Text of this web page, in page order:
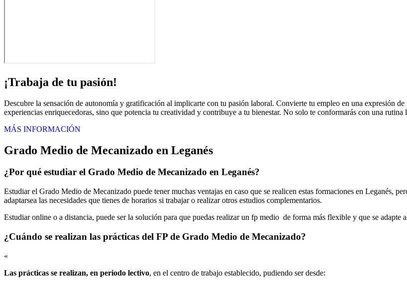
¡Trabaja de tu pasión!
Descubre la sensación de autonomía y gratificación al implicarte con tu pasión laboral. Convierte tu empleo en una expresión
experiencias enriquecedoras, sino que potencia tu creatividad y contribuye a tu bienestar. No solo te conformarás con una rutina
MÁS INFORMACIÓN
Grado Medio de Mecanizado en Leganés
¿Por qué estudiar el Grado Medio de Mecanizado en Leganés?
Estudiar el Grado Medio de Mecanizado puede tener muchas ventajas en caso que se realicen estas formaciones en Leganés,
adaptarsea las necesidades que tienes de horarios si trabajar o realizar otros estudios complementarios.
Estudiar online o a distancia, puede ser la solución para que puedas realizar un fp medio de forma más flexible y que se adapte
¿Cuándo se realizan las prácticas del FP de Grado Medio de Mecanizado?
«
Las prácticas se realizan, en periodo lectivo, en el centro de trabajo establecido, pudiendo ser desde: